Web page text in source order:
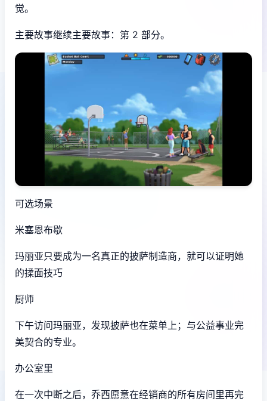
觉。
主要故事继续主要故事：第 2 部分。
可选场景
米塞恩布歇
玛丽亚只要成为一名真正的披萨制造商，就可以证明她
的揉面技巧
厨师
下午访问玛丽亚，发现披萨也在菜单上；与公益事业完
美契合的专业。
办公室里
在一次中断之后，乔西愿意在经销商的所有房间里再完